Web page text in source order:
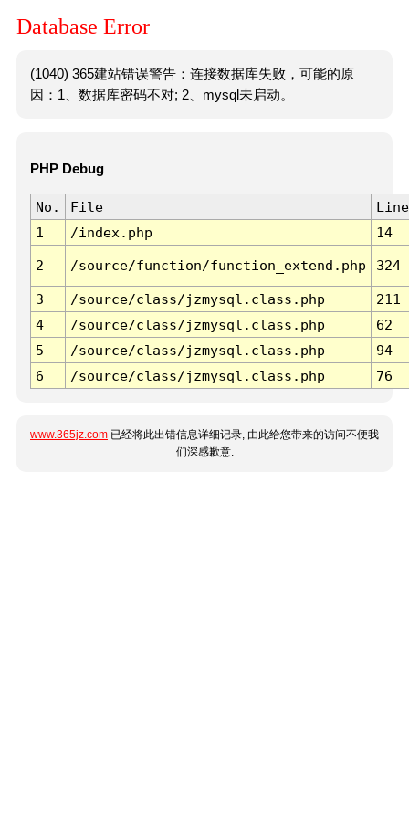
Database Error
(1040) 365建站错误警告：连接数据库失败，可能的原
因：1、数据库密码不对; 2、mysql未启动。
PHP Debug
No. File
Line
1
/index.php 14
2 /source/function/function_extend.php 324
3 /source/class/jzmysql.class.php
211
4
/source/class/jzmysql.class.php
62
5
/source/class/jzmysql.class.php
94
6
/source/class/jzmysql.class.php 76
www.365jz.com 已经将此出错信息详细记录, 由此给您带来的访问不便我
们深感歉意.